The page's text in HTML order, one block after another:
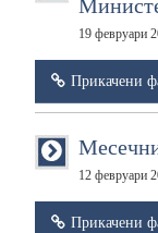
19 февруари
Прикачени
12 февруари
Прикачени